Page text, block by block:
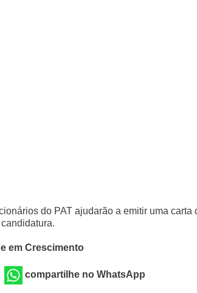
do PAT ajudarão a emitir uma carta
em Crescimento
compartilhe no WhatsApp